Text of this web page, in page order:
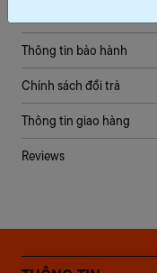
Thông tin bảo hành
Chính sách đổi trả
Thông tin giao hàng
Reviews